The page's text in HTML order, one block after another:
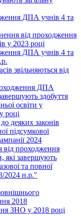
ДПА учнів 4 та
від проходження
у 2023 році
ДПА учнів 4 та
звільняються від
ДПА
здобуття
освіти у
році
деяких законів
підсумкової
2024
від проходження
які завершують
та повної
2024 н.р."
2018
ЗНО у 2018 році